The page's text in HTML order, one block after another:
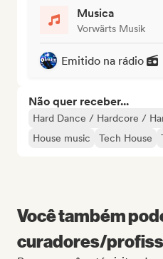
Musica
Vorwärts Musik
Emitido na rádio
Não quer receber...
Hard Dance / Hardcore /
House music
Tech House
Você também
curadores/